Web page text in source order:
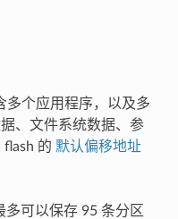
多个应用程序，以及多
、文件系统数据、参
的 默认偏移地址
可以保存 95 条分区